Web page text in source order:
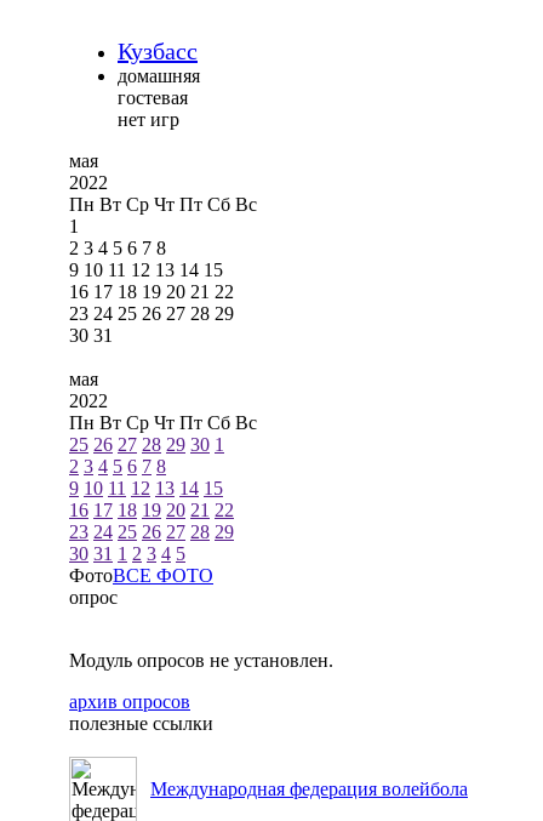
Кузбасс
домашняя
гостевая
нет игр
мая
2022
Пн Вт Ср Чт Пт Сб Вс
1
2 3 4 5 6 7 8
9 10 11 12 13 14 15
16 17 18 19 20 21 22
23 24 25 26 27 28 29
30 31
мая
2022
Пн Вт Ср Чт Пт Сб Вс
25 26 27 28 29 30 1
2 3 4 5 6 7 8
9 10 11 12 13 14 15
16 17 18 19 20 21 22
23 24 25 26 27 28 29
30 31 1 2 3 4 5
ФотоВСЕ ФОТО
опрос
Модуль опросов не установлен.
архив опросов
полезные ссылки
Международная федерация волейбола